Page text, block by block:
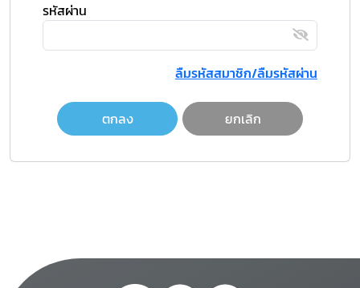
รหัสผ่าน
ลืมรหัสสมาชิก/ลืมรหัสผ่าน
ตกลง ยกเลิก